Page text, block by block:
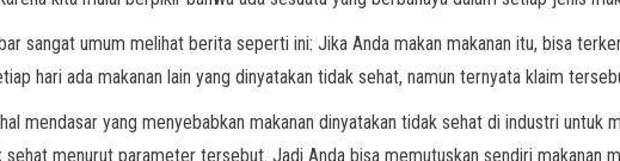
sangat umum melihat berita seperti ini: Jika Anda makan makanan itu, bisa
hari ada makanan lain yang dinyatakan tidak sehat, namun ternyata klaim
mendasar yang menyebabkan makanan dinyatakan tidak sehat di industri untuk
sehat menurut parameter tersebut. Jadi Anda bisa memutuskan sendiri makanan